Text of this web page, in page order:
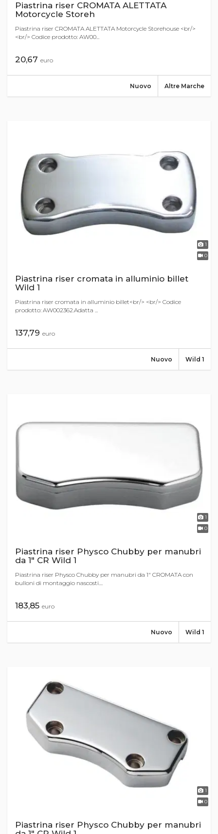
Piastrina riser CROMATA ALETTATA
Motorcycle Storeh
Piastrina riser CROMATA ALETTATA Motorcycle Storehouse <br/>
<br/> Codice prodotto: AW00...
20,67 euro
Altre Marche
Nuovo
1
0
Piastrina riser cromata in alluminio billet
Wild 1
Piastrina riser cromata in alluminio billet<br/> <br/> Codice
prodotto: AW002362.Adatta ...
137,79 euro
Wild 1
Nuovo
1
0
Piastrina riser Physco Chubby per manubri
da 1" CR Wild 1
Piastrina riser Physco Chubby per manubri da 1" CROMATA con
bulloni di montaggio nascosti....
183,85 euro
Wild 1
Nuovo
1
0
Piastrina riser Physco Chubby per manubri